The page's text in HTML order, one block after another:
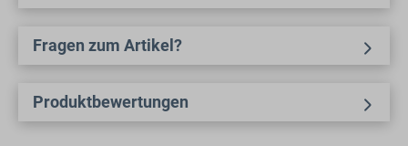
Fragen zum Artikel?
Produktbewertungen